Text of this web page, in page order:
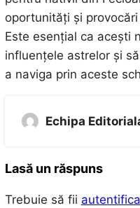
oportunități și
Este esențial ca acești
influențele astrelor și
a naviga prin aceste
Echipa
Lasă un răspuns
Trebuie să fii